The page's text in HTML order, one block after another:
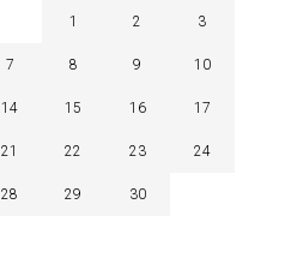
1 2 3
7 8 9 10
14 15 16 17
21 22 23 24
28 29 30